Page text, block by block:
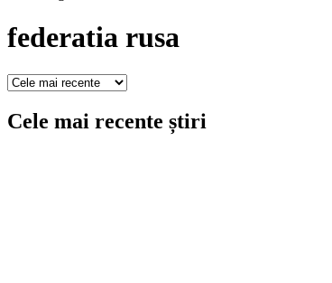
federatia rusa
Cele mai recente știri